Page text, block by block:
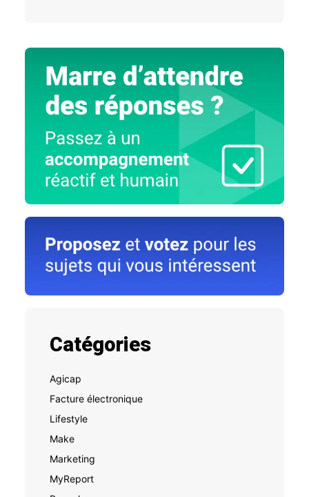
Catégories
Agicap
Facture électronique
Lifestyle
Make
Marketing
MyReport